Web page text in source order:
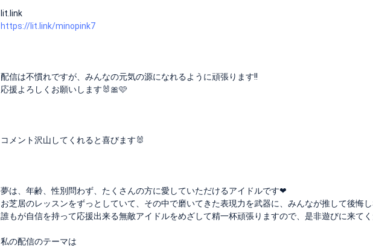
lit.link
https://lit.link/minopink7
配信は不慣れですが、みんなの元気の源になれるように頑張ります!!
応援よろしくお願いします🐰🎀🩷️
コメント沢山してくれると喜びます🐰
夢は、年齢、性別問わず、たくさんの方に愛していただけるアイドルです‪‪❤︎‬
お芝居のレッスンをずっとしていて、その中で磨いてきた表現力を武器に、みんなが推して後悔し
誰もが自信を持って応援出来る無敵アイドルをめざして精一杯頑張りますので、是非遊びに来てく
私の配信のテーマは